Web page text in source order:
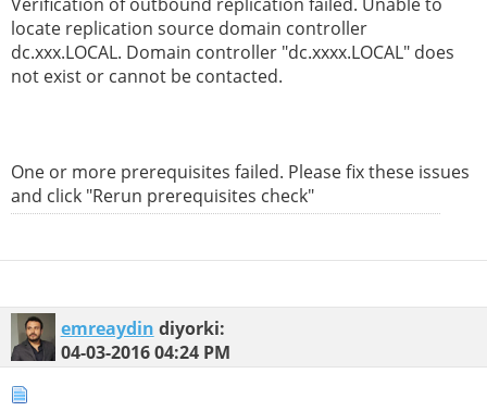
locate replication source domain controller
dc.xxx.LOCAL. Domain controller "dc.xxxx.LOCAL" does
not exist or cannot be contacted.
One or more prerequisites failed. Please fix these issues
and click "Rerun prerequisites check"
emreaydin diyorki:
04-03-201604:24 PM